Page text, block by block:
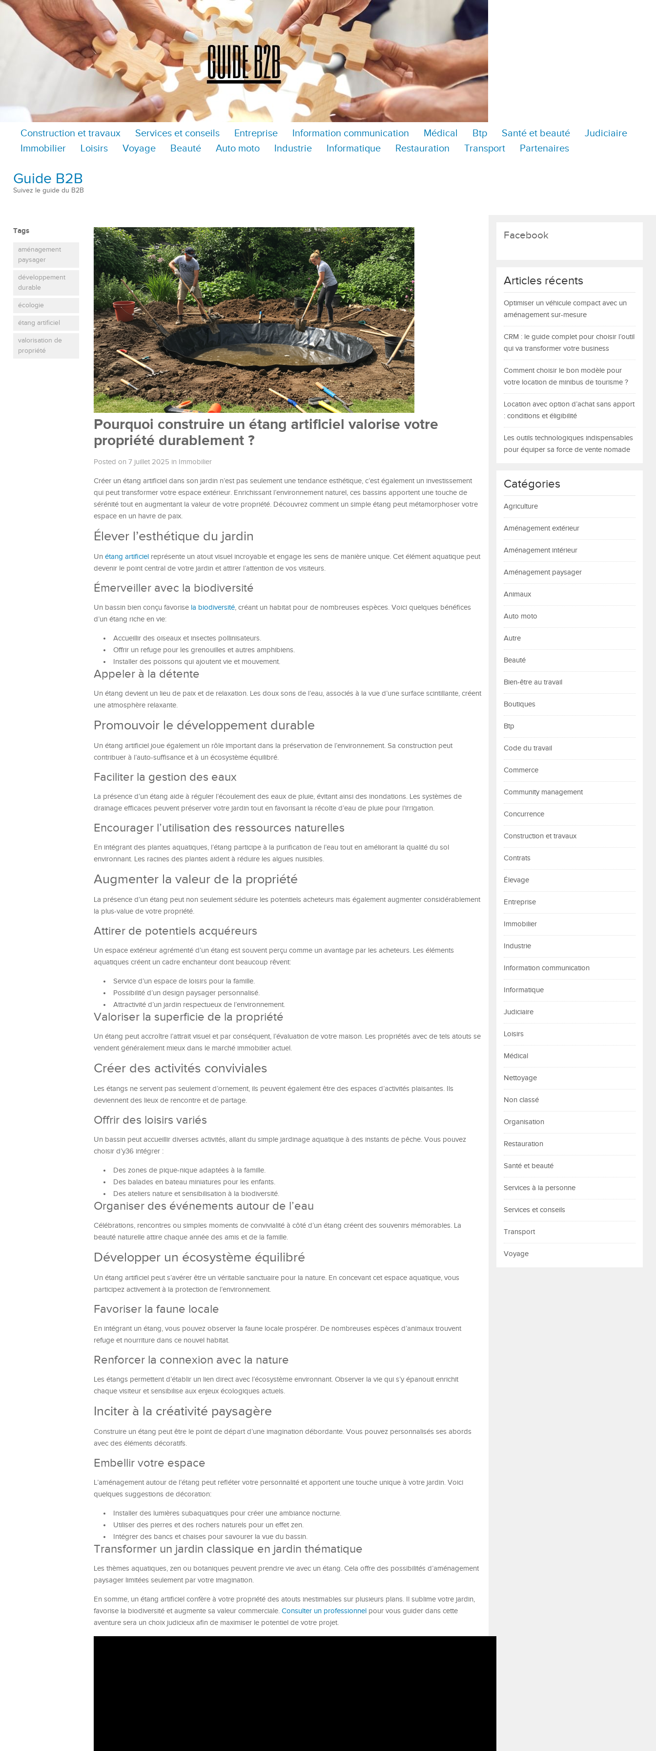
Construction et travaux Services et conseils Entreprise Information communication Médical Btp Santé et beauté
Judiciaire
Immobilier
Loisirs Voyage Beauté Auto moto Industrie Informatique Restauration Transport Partenaires
Guide B2B
Suivez le guide du B2B
Tags
aménagement
paysager
développement
durable
écologie
étang artificiel
valorisation de
propriété
Pourquoi construire un étang artificiel valorise votre
propriété durablement ?
Posted on 7 juillet 2025 in Immobilier
Créer un étang artificiel dans son jardin n’est pas seulement une tendance esthétique, c’est également un investissement
qui peut transformer votre espace extérieur. Enrichissant l’environnement naturel, ces bassins apportent une touche de
sérénité tout en augmentant la valeur de votre propriété. Découvrez comment un simple étang peut métamorphoser votre
espace en un havre de paix.
Élever l’esthétique du jardin
Un étang artificiel représente un atout visuel incroyable et engage les sens de manière unique. Cet élément aquatique peut
devenir le point central de votre jardin et attirer l’attention de vos visiteurs.
Émerveiller avec la biodiversité
Un bassin bien conçu favorise la biodiversité, créant un habitat pour de nombreuses espèces. Voici quelques bénéfices
d’un étang riche en vie:
Accueillir des oiseaux et insectes pollinisateurs.
Offrir un refuge pour les grenouilles et autres amphibiens.
Installer des poissons qui ajoutent vie et mouvement.
Appeler à la détente
Un étang devient un lieu de paix et de relaxation. Les doux sons de l’eau, associés à la vue d’une surface scintillante, créent
une atmosphère relaxante.
Promouvoir le développement durable
Un étang artificiel joue également un rôle important dans la préservation de l’environnement. Sa construction peut
contribuer à l’auto-suffisance et à un écosystème équilibré.
Faciliter la gestion des eaux
La présence d’un étang aide à réguler l’écoulement des eaux de pluie, évitant ainsi des inondations. Les systèmes de
drainage efficaces peuvent préserver votre jardin tout en favorisant la récolte d’eau de pluie pour l’irrigation.
Encourager l’utilisation des ressources naturelles
En intégrant des plantes aquatiques, l’étang participe à la purification de l’eau tout en améliorant la qualité du sol
environnant. Les racines des plantes aident à réduire les algues nuisibles.
Augmenter la valeur de la propriété
La présence d’un étang peut non seulement séduire les potentiels acheteurs mais également augmenter considérablement
la plus-value de votre propriété.
Attirer de potentiels acquéreurs
Un espace extérieur agrémenté d’un étang est souvent perçu comme un avantage par les acheteurs. Les éléments
aquatiques créent un cadre enchanteur dont beaucoup rêvent:
Service d’un espace de loisirs pour la famille.
Possibilité d’un design paysager personnalisé.
Attractivité d’un jardin respectueux de l’environnement.
Valoriser la superficie de la propriété
Un étang peut accroître l’attrait visuel et par conséquent, l’évaluation de votre maison. Les propriétés avec de tels atouts se
vendent généralement mieux dans le marché immobilier actuel.
Créer des activités conviviales
Les étangs ne servent pas seulement d’ornement, ils peuvent également être des espaces d’activités plaisantes. Ils
deviennent des lieux de rencontre et de partage.
Offrir des loisirs variés
Un bassin peut accueillir diverses activités, allant du simple jardinage aquatique à des instants de pêche. Vous pouvez
choisir d’y36 intégrer :
Des zones de pique-nique adaptées à la famille.
Des balades en bateau miniatures pour les enfants.
Des ateliers nature et sensibilisation à la biodiversité.
Organiser des événements autour de l’eau
Célébrations, rencontres ou simples moments de convivialité à côté d’un étang créent des souvenirs mémorables. La
beauté naturelle attire chaque année des amis et de la famille.
Développer un écosystème équilibré
Un étang artificiel peut s’avérer être un véritable sanctuaire pour la nature. En concevant cet espace aquatique, vous
participez activement à la protection de l’environnement.
Favoriser la faune locale
En intégrant un étang, vous pouvez observer la faune locale prospérer. De nombreuses espèces d’animaux trouvent
refuge et nourriture dans ce nouvel habitat.
Renforcer la connexion avec la nature
Les étangs permettent d’établir un lien direct avec l’écosystème environnant. Observer la vie qui s’y épanouit enrichit
chaque visiteur et sensibilise aux enjeux écologiques actuels.
Inciter à la créativité paysagère
Construire un étang peut être le point de départ d’une imagination débordante. Vous pouvez personnalisés ses abords
avec des éléments décoratifs.
Embellir votre espace
L’aménagement autour de l’étang peut refléter votre personnalité et apportent une touche unique à votre jardin. Voici
quelques suggestions de décoration:
Installer des lumières subaquatiques pour créer une ambiance nocturne.
Utiliser des pierres et des rochers naturels pour un effet zen.
Intégrer des bancs et chaises pour savourer la vue du bassin.
Transformer un jardin classique en jardin thématique
Les thèmes aquatiques, zen ou botaniques peuvent prendre vie avec un étang. Cela offre des possibilités d’aménagement
paysager limitées seulement par votre imagination.
En somme, un étang artificiel confère à votre propriété des atouts inestimables sur plusieurs plans. Il sublime votre jardin,
favorise la biodiversité et augmente sa valeur commerciale. Consulter un professionnel pour vous guider dans cette
aventure sera un choix judicieux afin de maximiser le potentiel de votre projet.
Facebook
Articles récents
Optimiser un véhicule compact avec un
aménagement sur-mesure
CRM : le guide complet pour choisir l’outil
qui va transformer votre business
Comment choisir le bon modèle pour
votre location de minibus de tourisme ?
Location avec option d’achat sans apport
: conditions et éligibilité
Les outils technologiques indispensables
pour équiper sa force de vente nomade
Catégories
Agriculture
Aménagement extérieur
Aménagement intérieur
Aménagement paysager
Animaux
Auto moto
Autre
Beauté
Bien-être au travail
Boutiques
Btp
Code du travail
Commerce
Community management
Concurrence
Construction et travaux
Contrats
Élevage
Entreprise
Immobilier
Industrie
Information communication
Informatique
Judiciaire
Loisirs
Médical
Nettoyage
Non classé
Organisation
Restauration
Santé et beauté
Services à la personne
Services et conseils
Transport
Voyage